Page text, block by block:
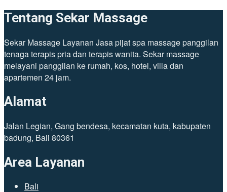
Tentang Sekar Massage
Sekar Massage Layanan Jasa pijat spa massage panggilan
tenaga terapis pria dan terapis wanita. Sekar massage
melayani panggilan ke rumah, kos, hotel, villa dan
apartemen 24 jam.
Alamat
Jalan Legian, Gang bendesa, kecamatan kuta, kabupaten
badung, Bali 80361
Area Layanan
Bali